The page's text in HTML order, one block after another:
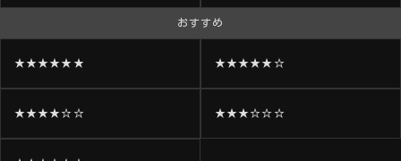
おすすめ
★★★★★★ ★★★★★☆
★★★★☆☆ ★★★☆☆☆